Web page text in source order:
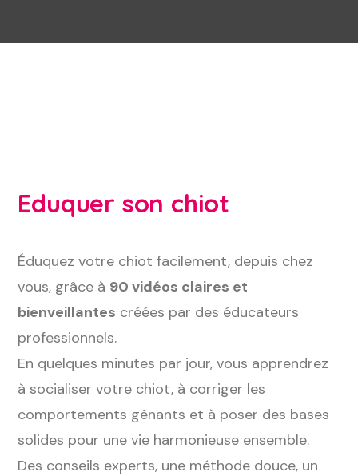
Eduquer son chiot
Éduquez votre chiot facilement, depuis chez
vous, grâce à 90 vidéos claires et
bienveillantes créées par des éducateurs
professionnels.
En quelques minutes par jour, vous apprendrez
à socialiser votre chiot, à corriger les
comportements gênants et à poser des bases
solides pour une vie harmonieuse ensemble.
Des conseils experts, une méthode douce, un